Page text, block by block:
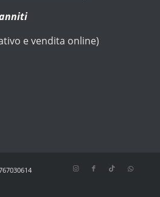
e vendita online)